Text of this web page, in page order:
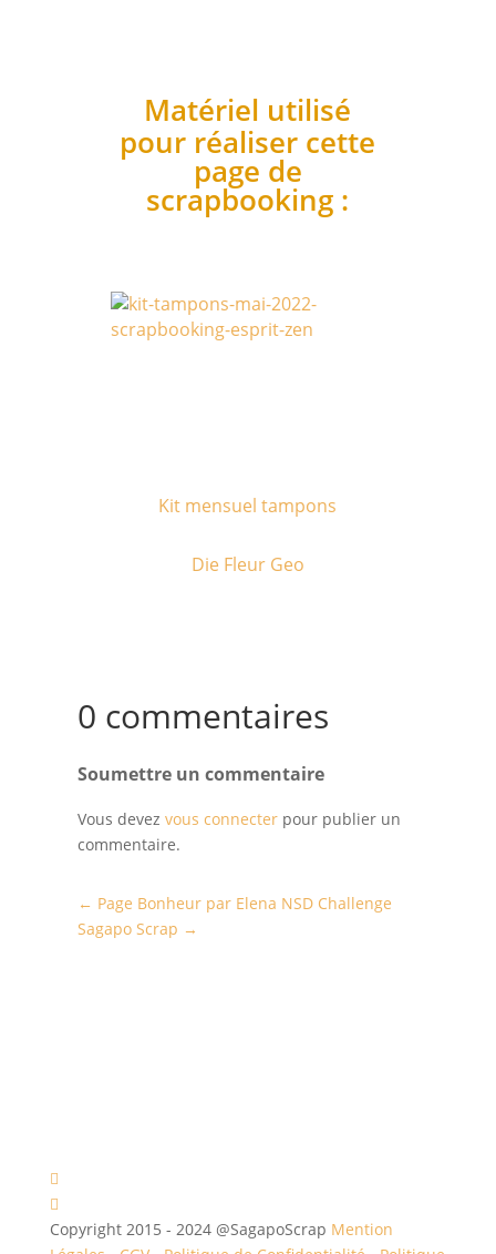
Matériel utilisé
pour réaliser cette
page de
scrapbooking :
Kit mensuel tampons
Die Fleur Geo
0 commentaires
Soumettre un commentaire
Vous devez vous connecterpour publier un
commentaire.
← Page Bonheur par Elena NSD Challenge
Sagapo Scrap →
Copyright 2015 - 2024 @SagapoScrap Mention